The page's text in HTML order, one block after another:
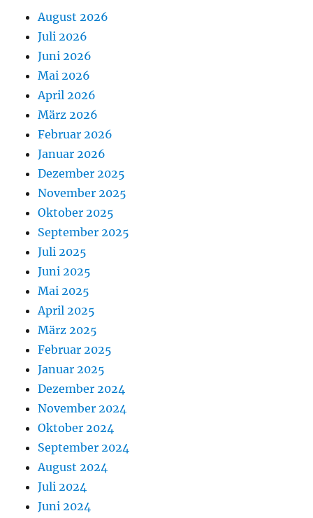
August 2026
Juli 2026
Juni 2026
Mai 2026
April 2026
März 2026
Februar 2026
Januar 2026
Dezember 2025
November 2025
Oktober 2025
September 2025
Juli 2025
Juni 2025
Mai 2025
April 2025
März 2025
Februar 2025
Januar 2025
Dezember 2024
November 2024
Oktober 2024
September 2024
August 2024
Juli 2024
Juni 2024